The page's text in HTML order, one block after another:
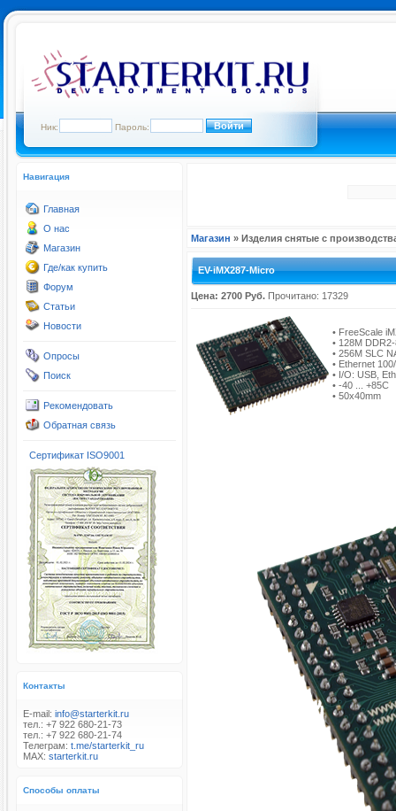
Ник: Пароль:
Навигация
Главная
О нас
Магазин
Где/как купить
Форум
Статьи
Новости
Опросы
Поиск
Рекомендовать
Обратная связь
Сертификат ISO9001
Контакты
E-mail: info@starterkit.ru
тел.: +7 922 680-21-73
тел.: +7 922 680-21-74
Телеграм: t.me/starterkit_ru
MAX: starterkit.ru
Способы оплаты
Магазин » Изделия снятые с
EV-iMX287-Micro
Цена: 2700 Руб. Прочитано: 17329
• FreeScale
• 128M
• 256M SLC
• Ethernet
• I/O: USB,
• -40 ... +85C
• 50x40mm